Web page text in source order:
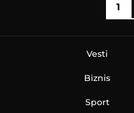
1
Vesti
Biznis
Sport